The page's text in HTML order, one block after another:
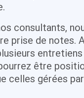
consultants,
prise de notes.
être
celles gérées